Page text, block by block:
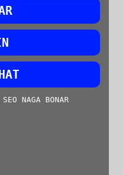
SEO NAGA BONAR